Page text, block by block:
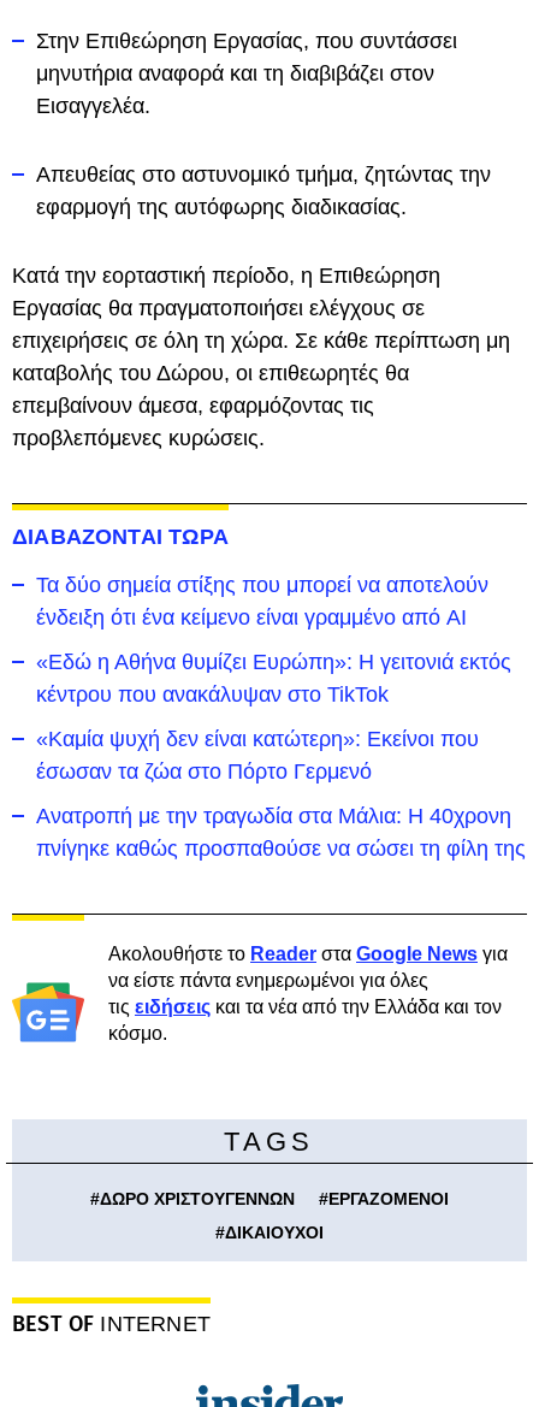
Στην Επιθεώρηση Εργασίας, που συντάσσει
μηνυτήρια αναφορά και τη διαβιβάζει στον
Εισαγγελέα.
Απευθείας στο αστυνομικό τμήμα, ζητώντας την
εφαρμογή της αυτόφωρης διαδικασίας.
Κατά την εορταστική περίοδο, η Επιθεώρηση
Εργασίας θα πραγματοποιήσει ελέγχους σε
επιχειρήσεις σε όλη τη χώρα. Σε κάθε περίπτωση μη
καταβολής του Δώρου, οι επιθεωρητές θα
επεμβαίνουν άμεσα, εφαρμόζοντας τις
προβλεπόμενες κυρώσεις.
ΔΙΑΒΑΖΟΝΤΑΙ ΤΩΡΑ
Τα δύο σημεία στίξης που μπορεί να αποτελούν
ένδειξη ότι ένα κείμενο είναι γραμμένο από AI
«Εδώ η Αθήνα θυμίζει Ευρώπη»: H γειτονιά εκτός
κέντρου που ανακάλυψαν στο TikTok
«Καμία ψυχή δεν είναι κατώτερη»: Εκείνοι που
έσωσαν τα ζώα στο Πόρτο Γερμενό
Ανατροπή με την τραγωδία στα Μάλια: Η 40χρονη
πνίγηκε καθώς προσπαθούσε να σώσει τη φίλη της
Ακολουθήστε το Reader στα Google News για
να είστε πάντα ενημερωμένοι για όλες
τις ειδήσεις και τα νέα από την Ελλάδα και τον
κόσμο.
TAGS
#ΔΩΡΟ ΧΡΙΣΤΟΥΓΕΝΝΩΝ #ΕΡΓΑΖΟΜΕΝΟΙ
#ΔΙΚΑΙΟΥΧΟΙ
BEST OF INTERNET